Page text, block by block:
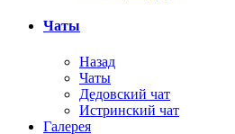
Чаты
Назад
Чаты
Дедовский чат
Истринский чат
Галерея